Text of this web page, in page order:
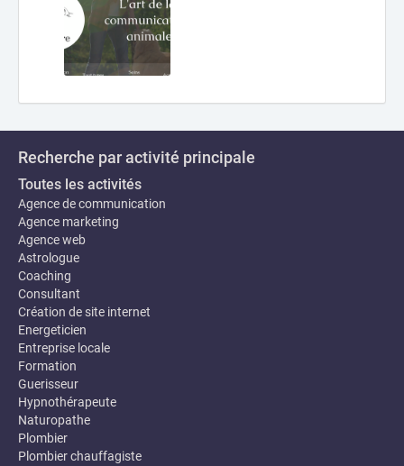
Recherche par activité principale
Toutes les activités
Agence de communication
Agence marketing
Agence web
Astrologue
Coaching
Consultant
Création de site internet
Energeticien
Entreprise locale
Formation
Guerisseur
Hypnothérapeute
Naturopathe
Plombier
Plombier chauffagiste